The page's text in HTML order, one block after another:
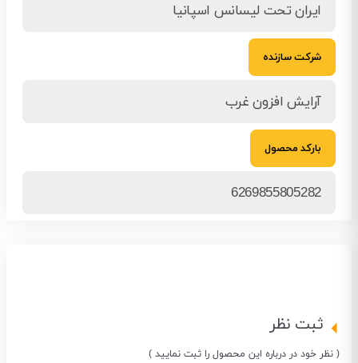
ایران تحت لیسانس اسپانیا
شرکت سازنده
آرایش افزون غرب
بارکد محصول
6269855805282
ثبت نظر
( نظر خود در درباره این محصول را ثبت نمایید )